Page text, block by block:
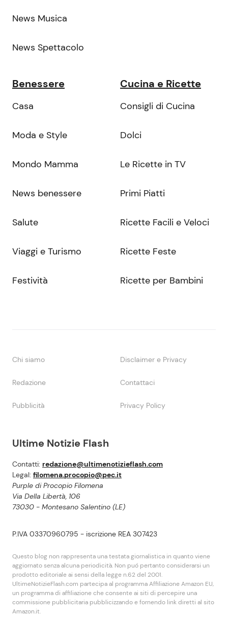
Ultime Notizie Flash
Contatti: redazione@ultimenotizieflash.com
Legal: filomena.procopio@pec.it
Purple di Procopio Filomena
Via Della Libertà, 106
73030 - Montesano Salentino (LE)
P.IVA 03370960795 - iscrizione REA 307423
Questo blog non rappresenta una testata giornalistica in quanto viene
aggiornato senza alcuna periodicità. Non puó pertanto considerarsi un
prodotto editoriale ai sensi della legge n.62 del 2001.
UltimeNotizieFlash.com partecipa al programma Affiliazione Amazon EU,
un programma di affiliazione che consente ai siti di percepire una
commissione pubblicitaria pubblicizzando e fornendo link diretti al sito
Amazon.it.
News Musica
News Spettacolo
Benessere
Casa
Moda e Style
Mondo Mamma
News benessere
Salute
Viaggi e Turismo
Festività
Cucina e Ricette
Consigli di Cucina
Dolci
Le Ricette in TV
Primi Piatti
Ricette Facili e Veloci
Ricette Feste
Ricette per Bambini
Chi siamo Disclaimer e Privacy
Redazione Contattaci
Pubblicità Privacy Policy